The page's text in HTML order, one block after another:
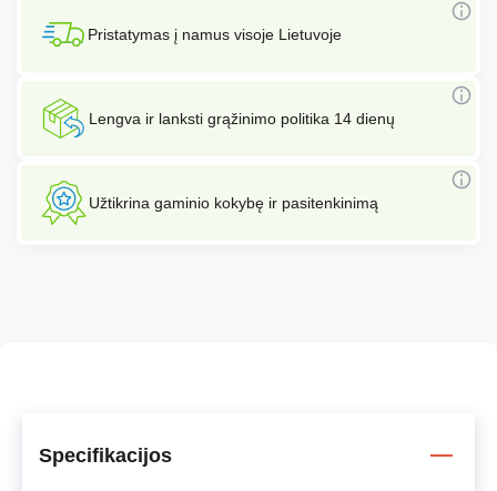
Pristatymas į namus visoje Lietuvoje
Lengva ir lanksti grąžinimo politika 14 dienų
Užtikrina gaminio kokybę ir pasitenkinimą
Specifikacijos